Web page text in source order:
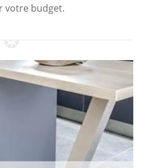
votre budget.